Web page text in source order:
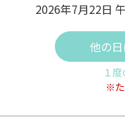
2026年7月22日
他の
１
※た